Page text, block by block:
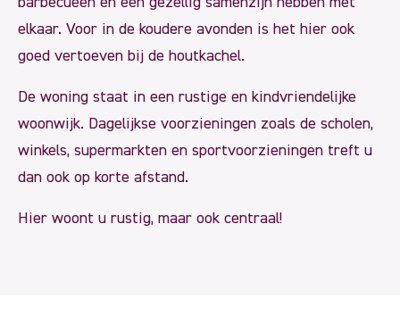
elkaar. Voor in de koudere avonden is het hier ook
goed vertoeven bij de houtkachel.
De woning staat in een rustige en kindvriendelijke
woonwijk. Dagelijkse voorzieningen zoals de scholen,
winkels, supermarkten en sportvoorzieningen treft u
dan ook op korte afstand.
Hier woont u rustig, maar ook centraal!